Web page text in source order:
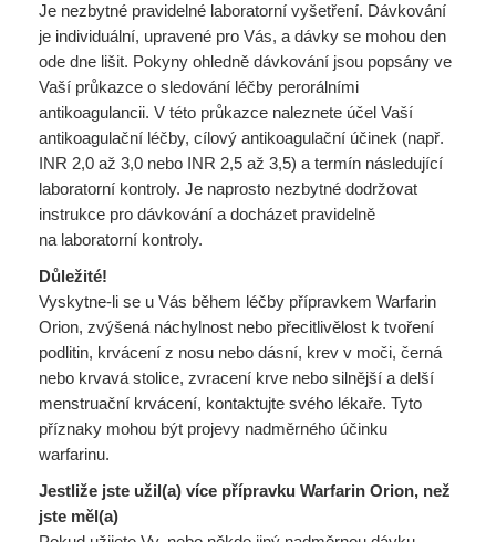
Je nezbytné pravidelné laboratorní vyšetření. Dávkování
je individuální, upravené pro Vás, a dávky se mohou den
ode dne lišit. Pokyny ohledně dávkování jsou popsány ve
Vaší průkazce o sledování léčby perorálními
antikoagulancii. V této průkazce naleznete účel Vaší
antikoagulační léčby, cílový antikoagulační účinek (např.
INR 2,0 až 3,0 nebo INR 2,5 až 3,5) a termín následující
laboratorní kontroly. Je naprosto nezbytné dodržovat
instrukce pro dávkování a docházet pravidelně
na laboratorní kontroly.
Důležité!
Vyskytne-li se u Vás během léčby přípravkem Warfarin
Orion, zvýšená náchylnost nebo přecitlivělost k tvoření
podlitin, krvácení z nosu nebo dásní, krev v moči, černá
nebo krvavá stolice, zvracení krve nebo silnější a delší
menstruační krvácení, kontaktujte svého lékaře. Tyto
příznaky mohou být projevy nadměrného účinku
warfarinu.
Jestliže jste užil(a) více přípravku Warfarin Orion, než
jste měl(a)